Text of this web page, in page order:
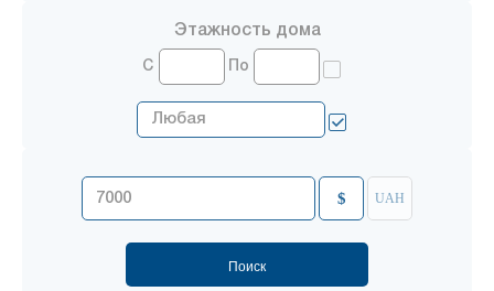
Этажность дома
С По
$ UAH